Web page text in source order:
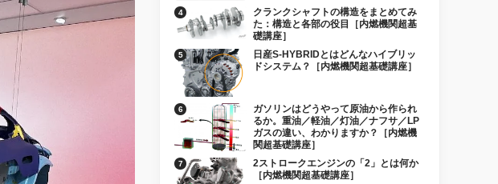
クランクシャフトの構造をまとめてみ
た：構造と各部の役目［内燃機関超基
礎講座］
日産S-HYBRIDとはどんなハイブリッ
ドシステム？［内燃機関超基礎講座］
ガソリンはどうやって原油から作られ
るか。重油／軽油／灯油／ナフサ／LP
ガスの違い、わかりますか？［内燃機
関超基礎講座］
2ストロークエンジンの「2」とは何か
［内燃機関超基礎講座］